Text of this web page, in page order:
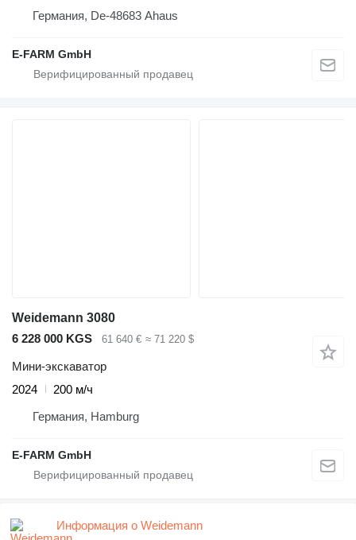
Германия, De-48683 Ahaus
E-FARM GmbH
Weidemann 3080
6 228 000 KGS
61 640 € ≈ 71 220 $
Мини-экскаватор
2024
200 м/ч
Германия, Hamburg
E-FARM GmbH
Информация о Weidemann